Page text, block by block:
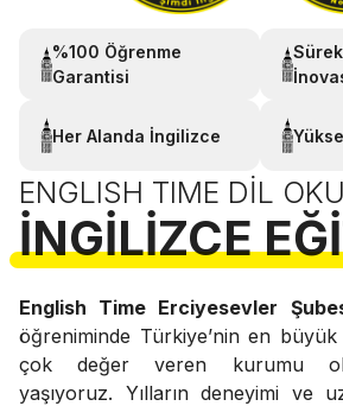
%100 Öğrenme
Garantisi
Her Alanda İngilizce
ENGLISH TIME DIL
İNGILIZCE
English Time Erciyesevler
öğreniminde Türkiye’nin en
çok değer veren kurumu
yaşıyoruz. Yılların deneyimi ve